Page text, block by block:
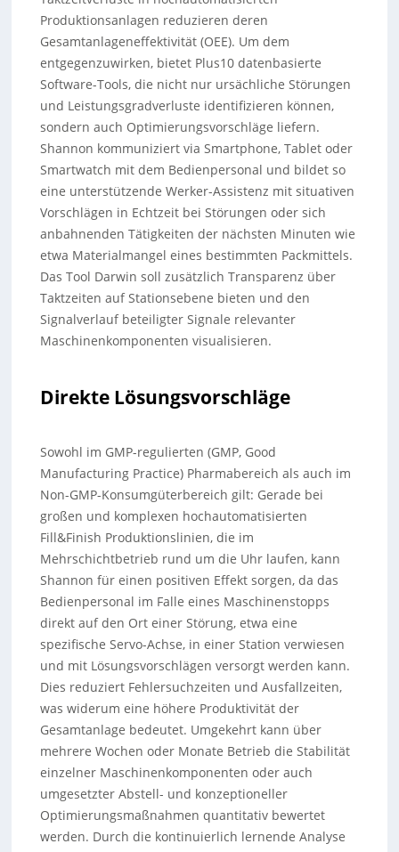
Produktionsanlagen reduzieren deren
Gesamtanlageneffektivität (OEE). Um dem
entgegenzuwirken, bietet Plus10 datenbasierte
Software-Tools, die nicht nur ursächliche Störungen
und Leistungsgradverluste identifizieren können,
sondern auch Optimierungsvorschläge liefern.
Shannon kommuniziert via Smartphone, Tablet oder
Smartwatch mit dem Bedienpersonal und bildet so
eine unterstützende Werker-Assistenz mit situativen
Vorschlägen in Echtzeit bei Störungen oder sich
anbahnenden Tätigkeiten der nächsten Minuten wie
etwa Materialmangel eines bestimmten Packmittels.
Das Tool Darwin soll zusätzlich Transparenz über
Taktzeiten auf Stationsebene bieten und den
Signalverlauf beteiligter Signale relevanter
Maschinenkomponenten visualisieren.
Direkte Lösungsvorschläge
Sowohl im GMP-regulierten (GMP, Good
Manufacturing Practice) Pharmabereich als auch im
Non-GMP-Konsumgüterbereich gilt: Gerade bei
großen und komplexen hochautomatisierten
Fill&Finish Produktionslinien, die im
Mehrschichtbetrieb rund um die Uhr laufen, kann
Shannon für einen positiven Effekt sorgen, da das
Bedienpersonal im Falle eines Maschinenstopps
direkt auf den Ort einer Störung, etwa eine
spezifische Servo-Achse, in einer Station verwiesen
und mit Lösungsvorschlägen versorgt werden kann.
Dies reduziert Fehlersuchzeiten und Ausfallzeiten,
was widerum eine höhere Produktivität der
Gesamtanlage bedeutet. Umgekehrt kann über
mehrere Wochen oder Monate Betrieb die Stabilität
einzelner Maschinenkomponenten oder auch
umgesetzter Abstell- und konzeptioneller
Optimierungsmaßnahmen quantitativ bewertet
werden. Durch die kontinuierlich lernende Analyse